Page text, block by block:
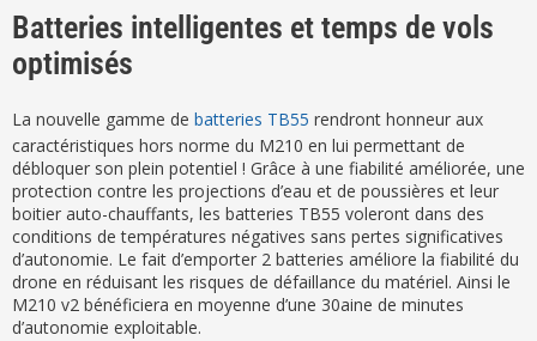
Batteries intelligentes et temps de vols
optimisés
La nouvelle gamme de batteries TB55 rendront honneur aux
caractéristiques hors norme du M210 en lui permettant de
débloquer son plein potentiel ! Grâce à une fiabilité améliorée, une
protection contre les projections d’eau et de poussières et leur
boitier auto-chauffants, les batteries TB55 voleront dans des
conditions de températures négatives sans pertes significatives
d’autonomie. Le fait d’emporter 2 batteries améliore la fiabilité du
drone en réduisant les risques de défaillance du matériel. Ainsi le
M210 v2 bénéficiera en moyenne d’une 30aine de minutes
d’autonomie exploitable.